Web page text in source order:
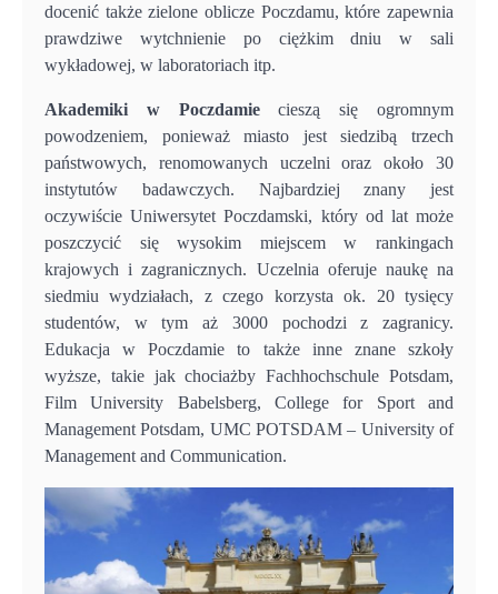
docenić także zielone oblicze Poczdamu, które zapewnia
prawdziwe wytchnienie po ciężkim dniu w sali
wykładowej, w laboratoriach itp.
Akademiki w Poczdamiecieszą się ogromnym
powodzeniem, ponieważ miasto jest siedzibą trzech
państwowych, renomowanych uczelni oraz około 30
instytutów badawczych. Najbardziej znany jest
oczywiście Uniwersytet Poczdamski, który od lat może
poszczycić się wysokim miejscem w rankingach
krajowych i zagranicznych. Uczelnia oferuje naukę na
siedmiu wydziałach, z czego korzysta ok. 20 tysięcy
studentów, w tym aż 3000 pochodzi z zagranicy.
Edukacja w Poczdamie to także inne znane szkoły
wyższe, takie jak chociażby Fachhochschule Potsdam,
Film University Babelsberg, College for Sport and
Management Potsdam, UMC POTSDAM – University of
Management and Communication.